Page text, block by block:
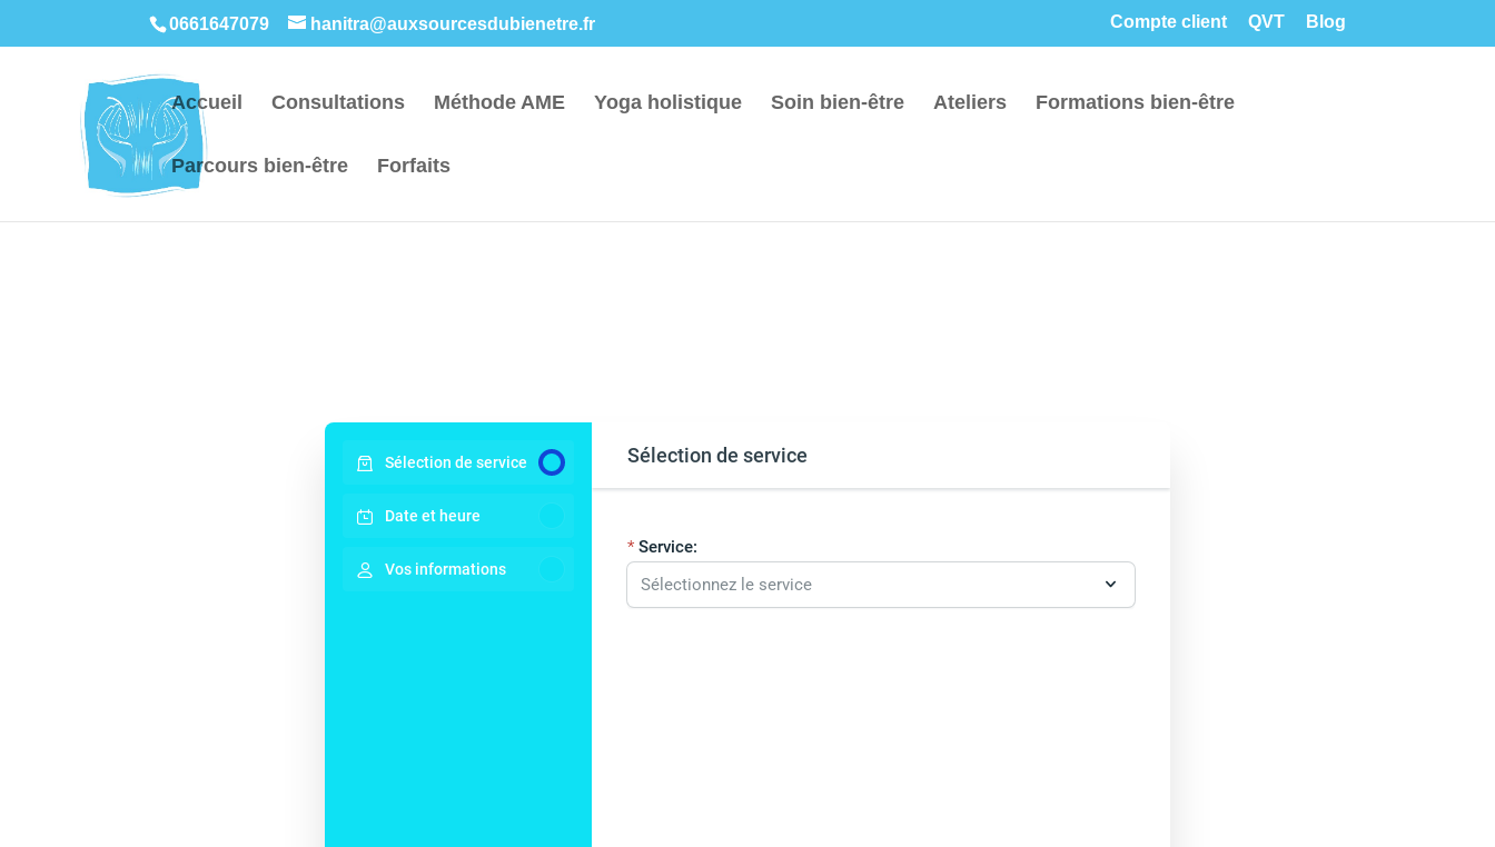
0661647079 hanitra@auxsourcesdubienetre.fr Compte client QVT Blog
Accueil Consultations Méthode AME Yoga holistique Soin bien-être Ateliers Formations bien-être
Parcours bien-être Forfaits
Sélection de service
Date et heure
Vos informations
Sélection de service
Service: